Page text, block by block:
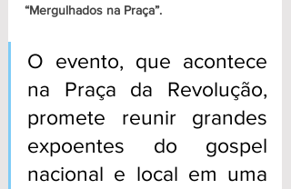
“Mergulhados na Praça”.
O evento, que acontece
na Praça da Revolução,
promete reunir grandes
expoentes do gospel
nacional e local em uma